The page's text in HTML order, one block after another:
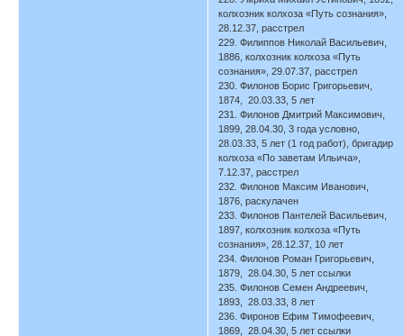
колхозник колхоза «Путь сознания»,
28.12.37, расстрел
229. Филиппов Николай Васильевич,
1886, колхозник колхоза «Путь
сознания», 29.07.37, расстрел
230. Филонов Борис Григорьевич,
1874, 20.03.33, 5 лет
231. Филонов Дмитрий Максимович,
1899, 28.04.30, 3 года условно,
28.03.33, 5 лет (1 год работ), бригадир
колхоза «По заветам Ильича»,
7.12.37, расстрел
232. Филонов Максим Иванович,
1876, раскулачен
233. Филонов Пантелей Васильевич,
1897, колхозник колхоза «Путь
сознания», 28.12.37, 10 лет
234. Филонов Роман Григорьевич,
1879, 28.04.30, 5 лет ссылки
235. Филонов Семен Андреевич,
1893, 28.03.33, 8 лет
236. Фиронов Ефим Тимофеевич,
1869, 28.04.30, 5 лет ссылки